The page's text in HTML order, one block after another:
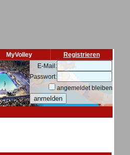
Registrieren
MyVolley
E-Mail:
Passwort:
angemeldet bleiben